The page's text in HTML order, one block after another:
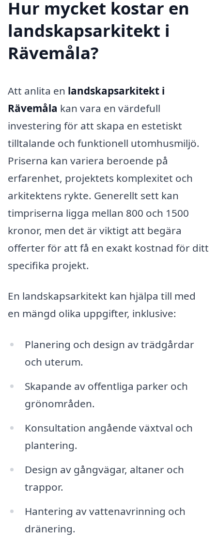
Hur mycket kostar en
landskapsarkitekt i
Rävemåla?
Att anlita en landskapsarkitekt i
Rävemåla kan vara en värdefull
investering för att skapa en estetiskt
tilltalande och funktionell utomhusmiljö.
Priserna kan variera beroende på
erfarenhet, projektets komplexitet och
arkitektens rykte. Generellt sett kan
timpriserna ligga mellan 800 och 1500
kronor, men det är viktigt att begära
offerter för att få en exakt kostnad för ditt
specifika projekt.
En landskapsarkitekt kan hjälpa till med
en mängd olika uppgifter, inklusive:
Planering och design av trädgårdar
och uterum.
Skapande av offentliga parker och
grönområden.
Konsultation angående växtval och
plantering.
Design av gångvägar, altaner och
trappor.
Hantering av vattenavrinning och
dränering.